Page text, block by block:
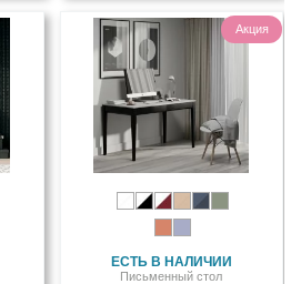
Акция
ЕСТЬ В НАЛИЧИИ
Письменный стол